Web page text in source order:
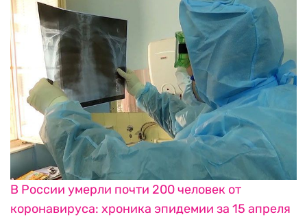
В России умерли почти 200 человек от
коронавируса: хроника эпидемии за 15 апреля